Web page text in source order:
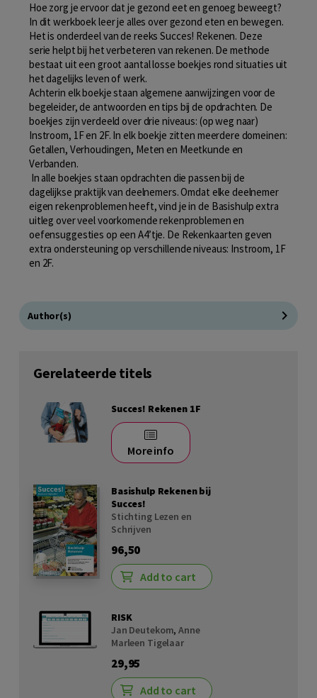
Hoe zorg je ervoor dat je gezond eet en genoeg beweegt?
In dit werkboek leer je alles over gezond eten en bewegen.
Het is onderdeel van de reeks Succes! Rekenen. Deze
serie helpt bij het verbeteren van rekenen. De methode
bestaat uit een groot aantal losse boekjes rond situaties uit
het dagelijks leven of werk.
Achterin elk boekje staan algemene aanwijzingen voor de
begeleider, de antwoorden en tips bij de opdrachten. De
boekjes zijn verdeeld over drie niveaus: (op weg naar)
Instroom, 1F en 2F. In elk boekje zitten meerdere domeinen:
Getallen, Verhoudingen, Meten en Meetkunde en
Verbanden.
In alle boekjes staan opdrachten die passen bij de
dagelijkse praktijk van deelnemers. Omdat elke deelnemer
eigen rekenproblemen heeft, vind je in de Basishulp extra
uitleg over veel voorkomende rekenproblemen en
oefensuggesties op een A4’tje. De Rekenkaarten geven
extra ondersteuning op verschillende niveaus: Instroom, 1F
en 2F.
Author(s)
Gerelateerde titels
Succes! Rekenen 1F
More info
Basishulp Rekenen bij
Succes!
Stichting Lezen en
Schrijven
96,50
Add to cart
RISK
Jan Deutekom,Anne
Marleen Tigelaar
29,95
Add to cart